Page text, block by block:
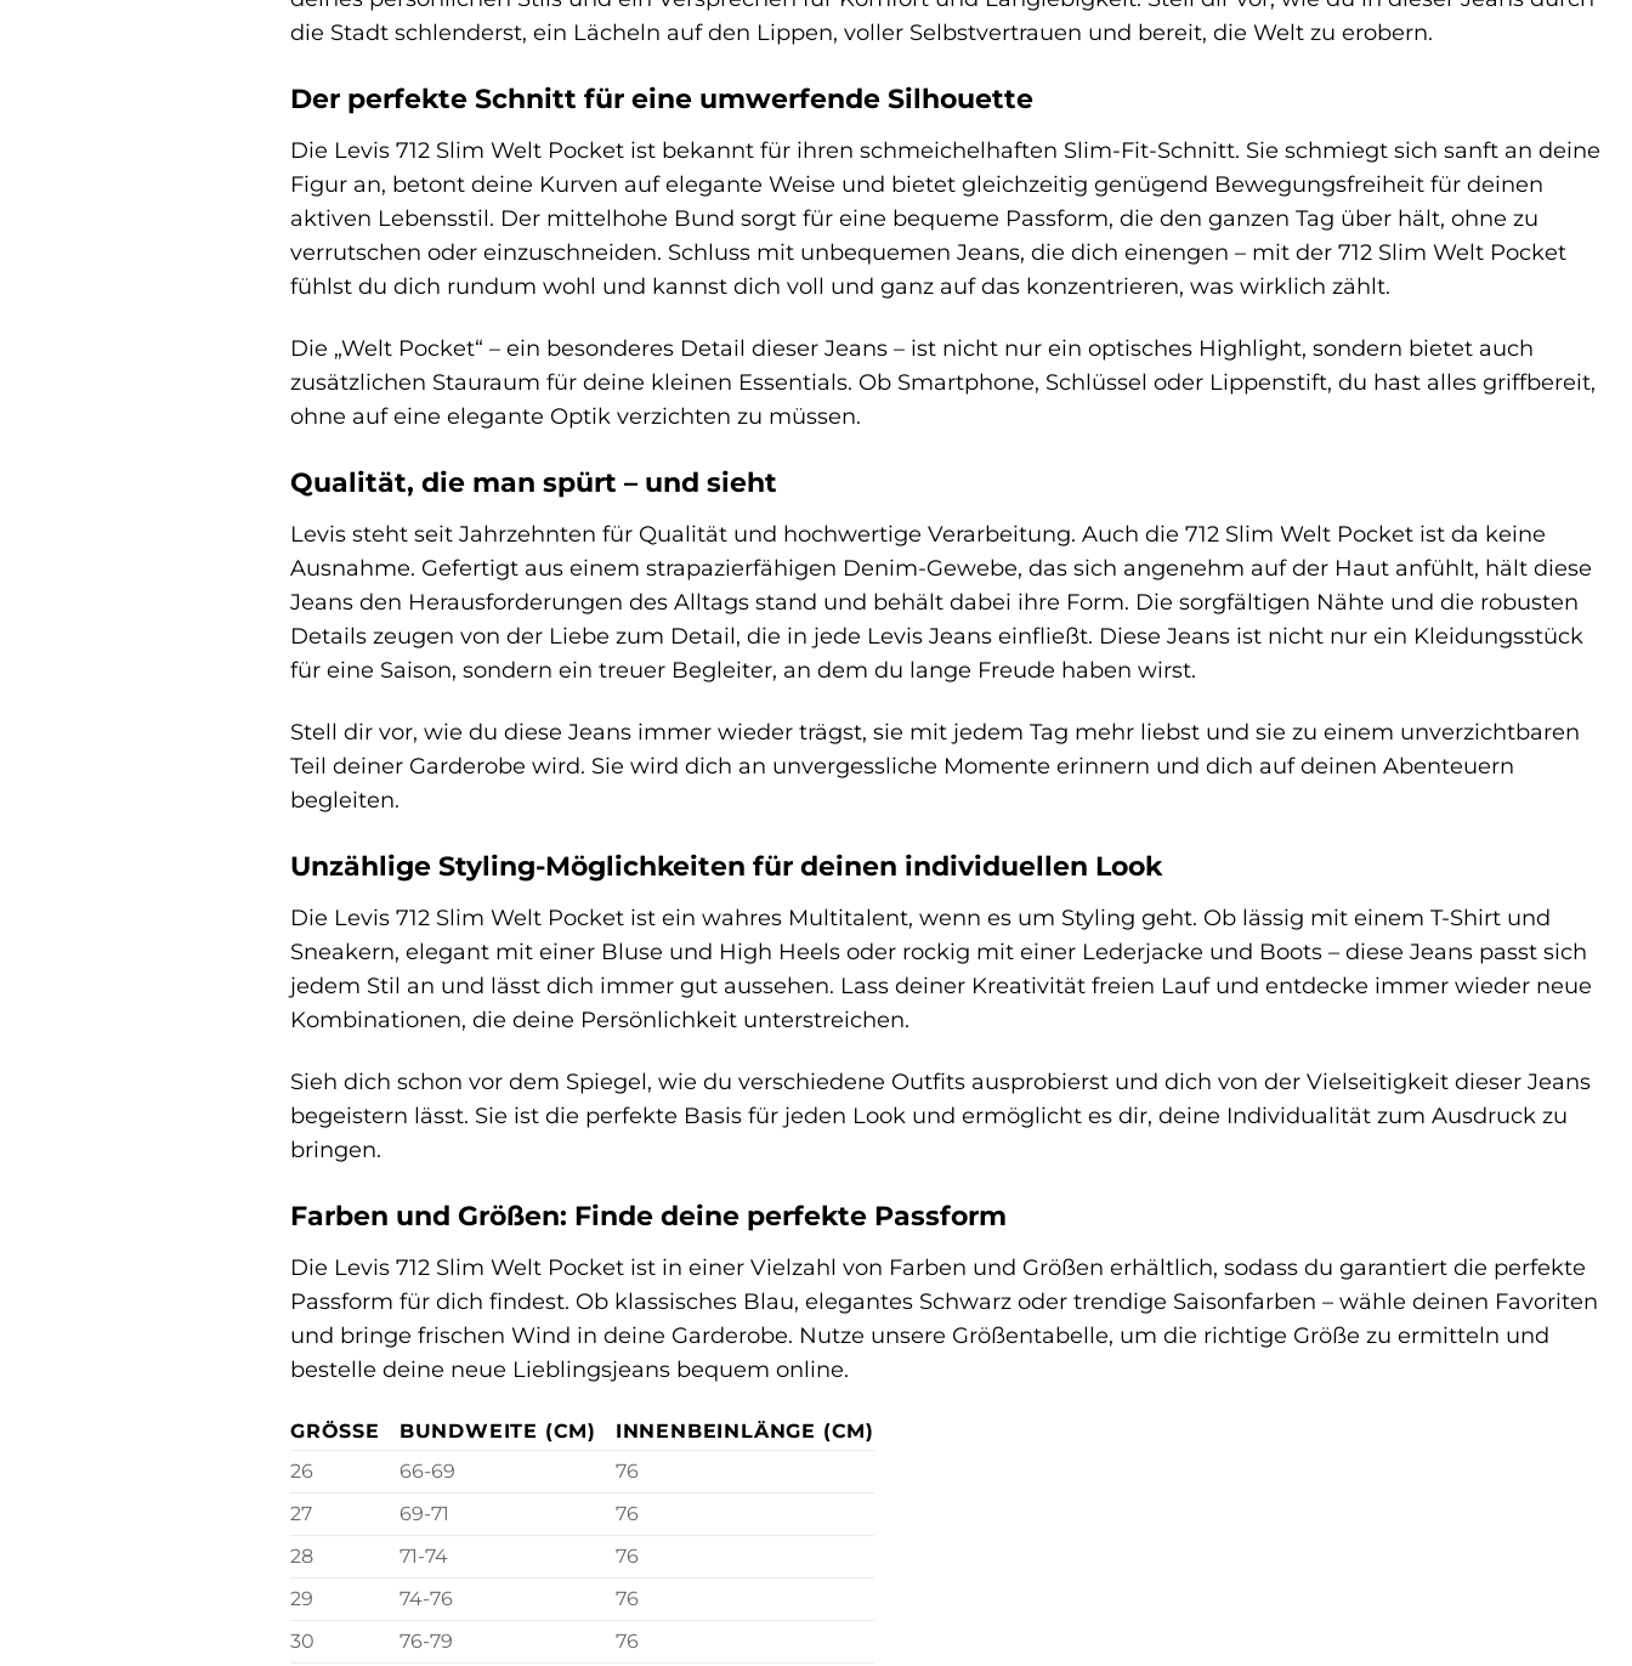
die Stadt schlenderst, ein Lächeln auf den Lippen, voller Selbstvertrauen und bereit, die Welt zu erobern.
Der perfekte Schnitt für eine umwerfende Silhouette
Die Levis 712 Slim Welt Pocket ist bekannt für ihren schmeichelhaften Slim-Fit-Schnitt. Sie schmiegt sich sanft an deine
Figur an, betont deine Kurven auf elegante Weise und bietet gleichzeitig genügend Bewegungsfreiheit für deinen
aktiven Lebensstil. Der mittelhohe Bund sorgt für eine bequeme Passform, die den ganzen Tag über hält, ohne zu
verrutschen oder einzuschneiden. Schluss mit unbequemen Jeans, die dich einengen – mit der 712 Slim Welt Pocket
fühlst du dich rundum wohl und kannst dich voll und ganz auf das konzentrieren, was wirklich zählt.
Die „Welt Pocket“ – ein besonderes Detail dieser Jeans – ist nicht nur ein optisches Highlight, sondern bietet auch
zusätzlichen Stauraum für deine kleinen Essentials. Ob Smartphone, Schlüssel oder Lippenstift, du hast alles griffbereit,
ohne auf eine elegante Optik verzichten zu müssen.
Qualität, die man spürt – und sieht
Levis steht seit Jahrzehnten für Qualität und hochwertige Verarbeitung. Auch die 712 Slim Welt Pocket ist da keine
Ausnahme. Gefertigt aus einem strapazierfähigen Denim-Gewebe, das sich angenehm auf der Haut anfühlt, hält diese
Jeans den Herausforderungen des Alltags stand und behält dabei ihre Form. Die sorgfältigen Nähte und die robusten
Details zeugen von der Liebe zum Detail, die in jede Levis Jeans einfließt. Diese Jeans ist nicht nur ein Kleidungsstück
für eine Saison, sondern ein treuer Begleiter, an dem du lange Freude haben wirst.
Stell dir vor, wie du diese Jeans immer wieder trägst, sie mit jedem Tag mehr liebst und sie zu einem unverzichtbaren
Teil deiner Garderobe wird. Sie wird dich an unvergessliche Momente erinnern und dich auf deinen Abenteuern
begleiten.
Unzählige Styling-Möglichkeiten für deinen individuellen Look
Die Levis 712 Slim Welt Pocket ist ein wahres Multitalent, wenn es um Styling geht. Ob lässig mit einem T-Shirt und
Sneakern, elegant mit einer Bluse und High Heels oder rockig mit einer Lederjacke und Boots – diese Jeans passt sich
jedem Stil an und lässt dich immer gut aussehen. Lass deiner Kreativität freien Lauf und entdecke immer wieder neue
Kombinationen, die deine Persönlichkeit unterstreichen.
Sieh dich schon vor dem Spiegel, wie du verschiedene Outfits ausprobierst und dich von der Vielseitigkeit dieser Jeans
begeistern lässt. Sie ist die perfekte Basis für jeden Look und ermöglicht es dir, deine Individualität zum Ausdruck zu
bringen.
Farben und Größen: Finde deine perfekte Passform
Die Levis 712 Slim Welt Pocket ist in einer Vielzahl von Farben und Größen erhältlich, sodass du garantiert die perfekte
Passform für dich findest. Ob klassisches Blau, elegantes Schwarz oder trendige Saisonfarben – wähle deinen Favoriten
und bringe frischen Wind in deine Garderobe. Nutze unsere Größentabelle, um die richtige Größe zu ermitteln und
bestelle deine neue Lieblingsjeans bequem online.
GRÖSSE BUNDWEITE (CM)
INNENBEINLÄNGE (CM)
26
66-69
76
27
69-71
76
28
71-74
76
29
74-76
76
30
76-79 76